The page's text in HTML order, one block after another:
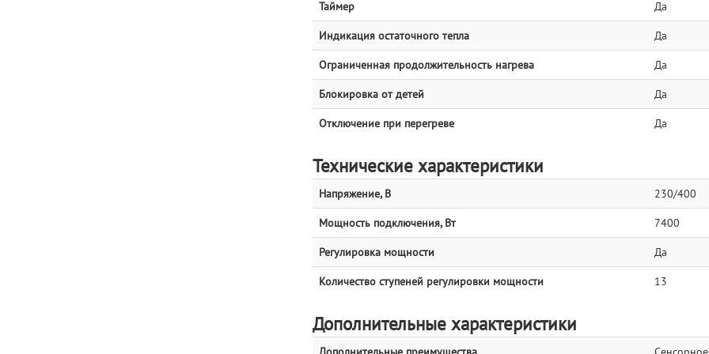
Таймер Да
Индикация остаточного тепла Да
Ограниченная продолжительность нагрева Да
Блокировка от детей Да
Отключение при перегреве Да
Технические характеристики
Напряжение, В 230/400
Мощность подключения, Вт 7400
Регулировка мощности Да
Количество ступеней регулировки мощности 13
Дополнительные характеристики